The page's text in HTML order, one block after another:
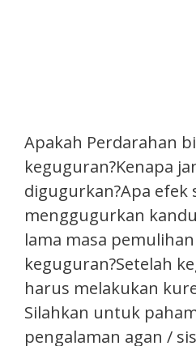
Apakah Perdarahan
keguguran?Kenapa
digugurkan?Apa efek
menggugurkan
lama masa
keguguran?Setelah
harus melakukan
Silahkan untuk
pengalaman agan /